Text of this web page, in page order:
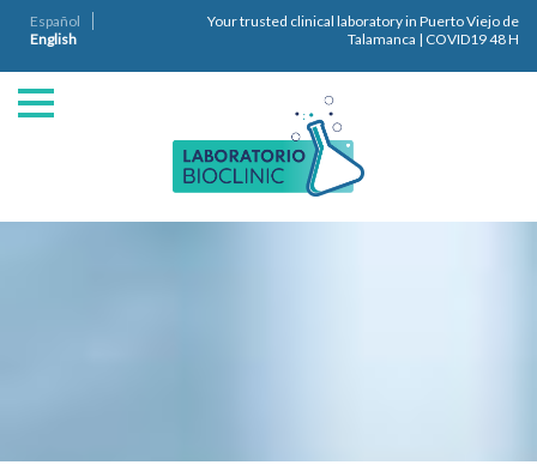
Español
English
Your trusted clinical laboratory in Puerto Viejo de
Talamanca | COVID19 48 H